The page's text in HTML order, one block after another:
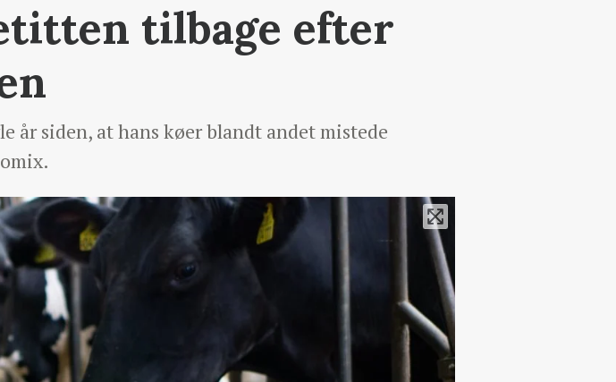
tilbage efter
år siden, at hans køer blandt andet mistede